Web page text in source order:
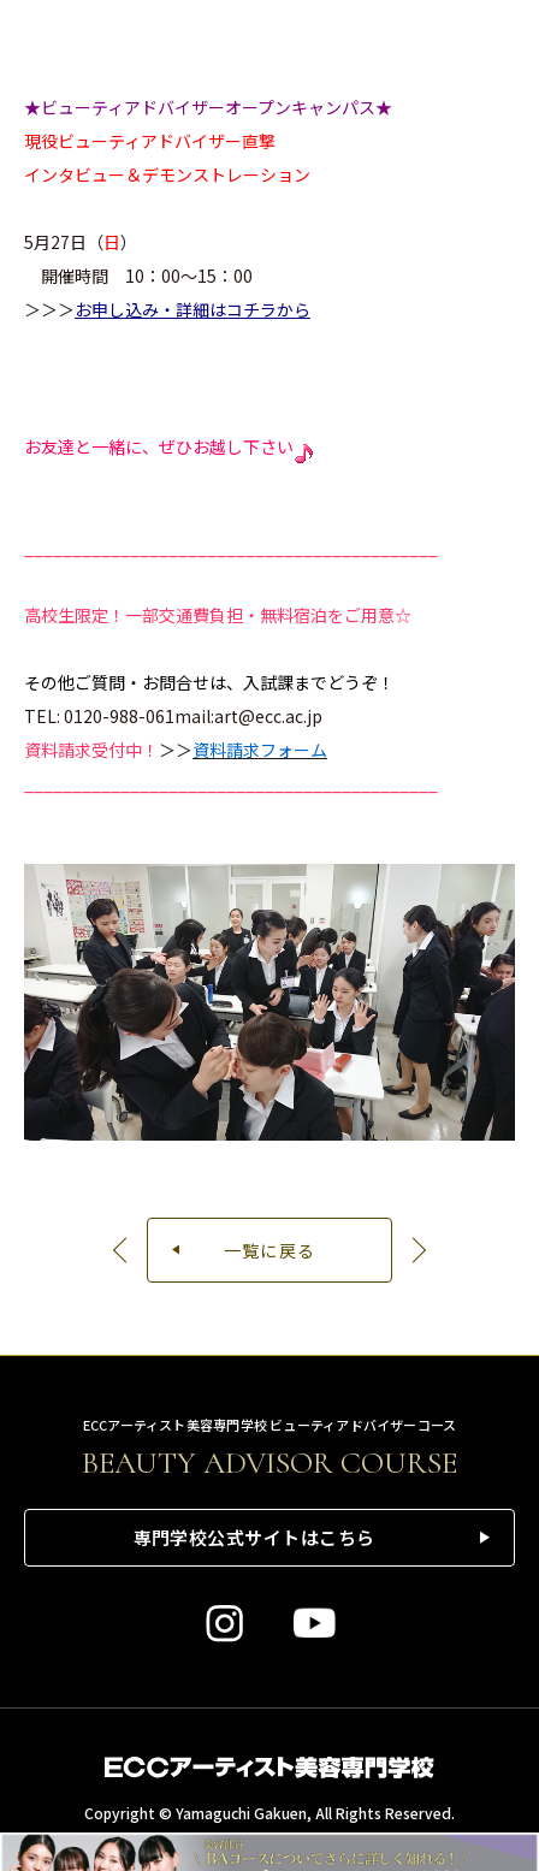
★ビューティアドバイザーオープンキャンパス★
現役ビューティアドバイザー直撃
インタビュー＆デモンストレーション
5月27日（日）
開催時間 10：00～15：00
＞＞＞お申し込み・詳細はコチラから
お友達と一緒に、ぜひお越し下さい
高校生限定！一部交通費負担・無料宿泊をご用意☆
その他ご質問・お問合せは、入試課までどうぞ！
TEL: 0120-988-061mail:art@ecc.ac.jp
資料請求受付中！ ＞＞資料請求フォーム
一覧に戻る
ECCアーティスト美容専門学校 ビューティアドバイザーコース
BEAUTY ADVISOR COURSE
専門学校公式サイトはこちら
Copyright © Yamaguchi Gakuen, All Rights Reserved.